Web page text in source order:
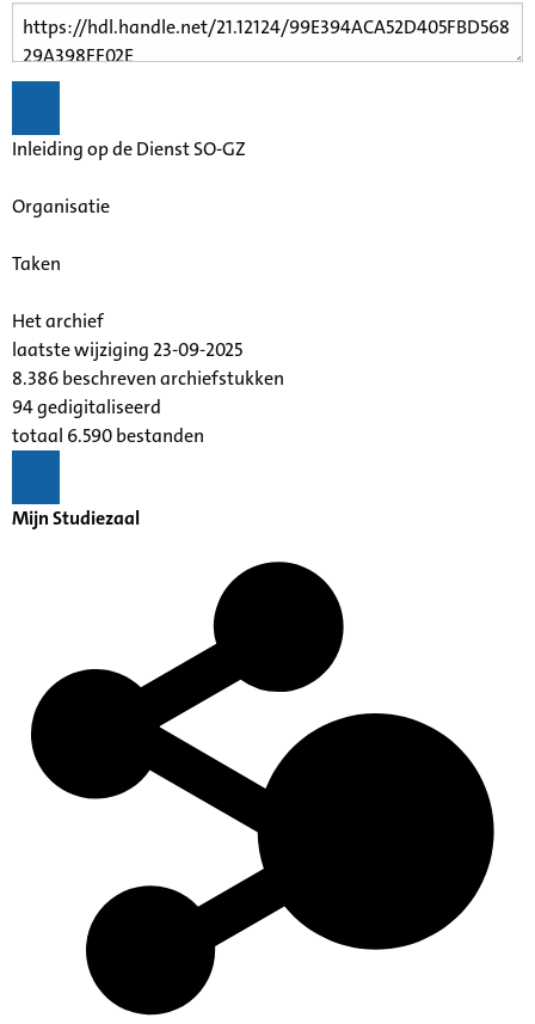
Inleiding op de Dienst SO-GZ
Organisatie
Taken
Het archief
laatste wijziging 23-09-2025
8.386 beschreven archiefstukken
94 gedigitaliseerd
totaal 6.590 bestanden
Mijn Studiezaal